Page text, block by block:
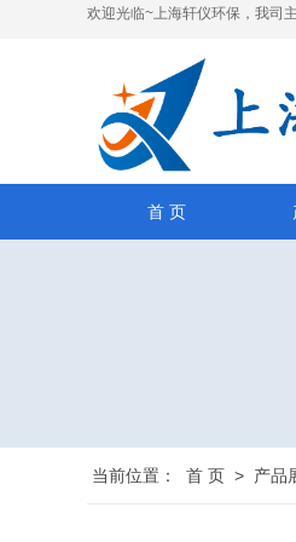
欢迎光临~上海轩仪环保，我司
首 页
当前位置： 首 页 > 产品